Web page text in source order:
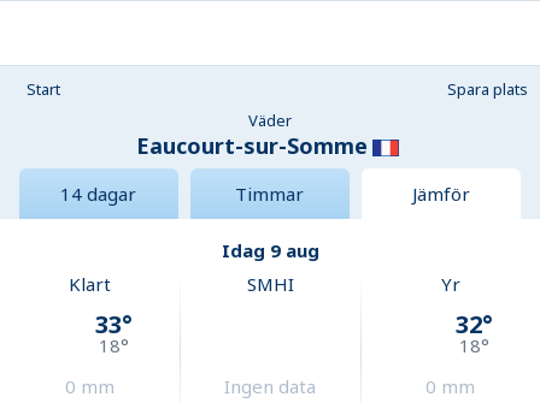
Start
Spara plats
Väder
Eaucourt-sur-Somme
14 dagar Timmar Jämför
Idag 9 aug
Klart
33°
18°
0 mm
SMHI
Ingen data
Yr
32°
18°
0 mm